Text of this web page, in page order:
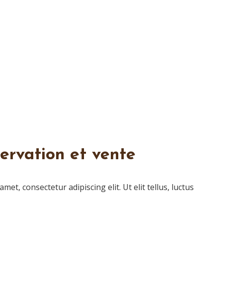
et vente
consectetur adipiscing elit. Ut elit tellus, luctus